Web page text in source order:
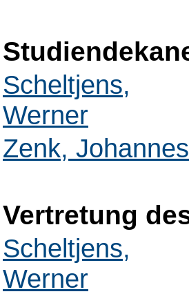
Scheltjens,
Werner
Zenk, Johannes
Vertretung
Scheltjens,
Werner